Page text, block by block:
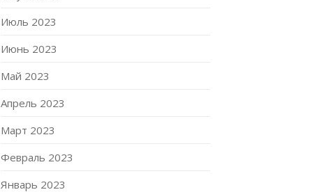
Июль 2023
Июнь 2023
Май 2023
Апрель 2023
Март 2023
Февраль 2023
Январь 2023